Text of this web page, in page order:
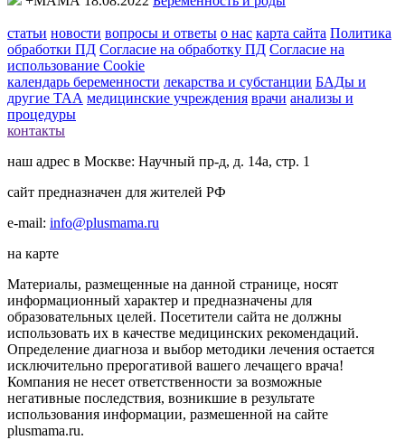
статьи новости вопросы и ответы о нас карта сайта Политика
обработки ПД Согласие на обработку ПД Согласие на
использование Cookie
календарь беременности лекарства и субстанции БАДы и
другие ТАА медицинские учреждения врачи анализы и
процедуры
контакты
наш адрес в Москве: Научный пр-д, д. 14а, стр. 1
сайт предназначен для жителей РФ
e-mail: info@plusmama.ru
на карте
Материалы, размещенные на данной странице, носят
информационный характер и предназначены для
образовательных целей. Посетители сайта не должны
использовать их в качестве медицинских рекомендаций.
Определение диагноза и выбор методики лечения остается
исключительно прерогативой вашего лечащего врача!
Компания не несет ответственности за возможные
негативные последствия, возникшие в результате
использования информации, размешенной на сайте
plusmama.ru.